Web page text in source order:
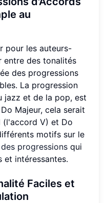
au
pour les auteurs-
entre des tonalités
des progressions
La progression
jazz et de la pop, est
Majeur, cela serait
(l'accord V) et Do
motifs sur le
progressions qui
et intéressantes.
Faciles et